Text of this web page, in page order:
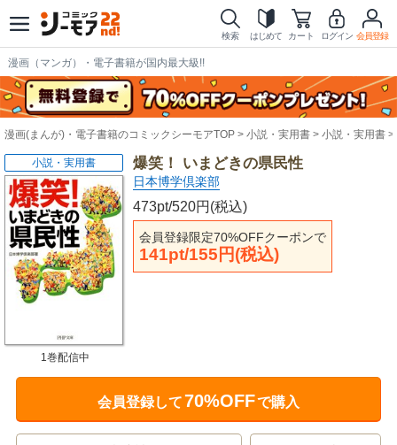
検索 はじめて カート ログイン 会員登録
漫画（マンガ）・電子書籍が国内最大級!!
漫画(まんが)・電子書籍のコミックシーモアTOP 小説・実用書 小説・実用書
爆笑！ いまどきの県民性
日本博学倶楽部
473pt/520円(税込)
会員登録限定70%OFFクーポンで
141pt/155円(税込)
小説・実用書
1巻配信中
会員登録して70%OFFで購入